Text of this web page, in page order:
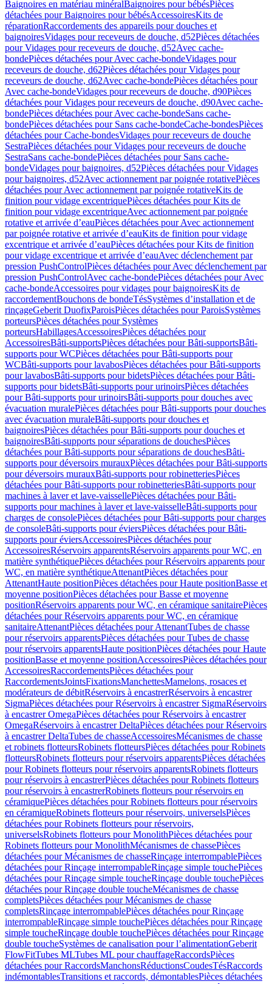
Baignoires en matériau minéralBaignoires pour bébésPièces
détachées pour Baignoires pour bébésAccessoiresKits de
réparationRaccordements des appareils pour douches et
baignoiresVidages pour receveurs de douche, d52Pièces détachées
pour Vidages pour receveurs de douche, d52Avec cache-
bondePièces détachées pour Avec cache-bondeVidages pour
receveurs de douche, d62Pièces détachées pour Vidages pour
receveurs de douche, d62Avec cache-bondePièces détachées pour
Avec cache-bondeVidages pour receveurs de douche, d90Pièces
détachées pour Vidages pour receveurs de douche, d90Avec cache-
bondePièces détachées pour Avec cache-bondeSans cache-
bondePièces détachées pour Sans cache-bondeCache-bondesPièces
détachées pour Cache-bondesVidages pour receveurs de douche
SestraPièces détachées pour Vidages pour receveurs de douche
SestraSans cache-bondePièces détachées pour Sans cache-
bondeVidages pour baignoires, d52Pièces détachées pour Vidages
pour baignoires, d52Avec actionnement par poignée rotativePièces
détachées pour Avec actionnement par poignée rotativeKits de
finition pour vidage excentriquePièces détachées pour Kits de
finition pour vidage excentriqueAvec actionnement par poignée
rotative et arrivée d’eauPièces détachées pour Avec actionnement
par poignée rotative et arrivée d’eauKits de finition pour vidage
excentrique et arrivée d’eauPièces détachées pour Kits de finition
pour vidage excentrique et arrivée d’eauAvec déclenchement par
pression PushControlPièces détachées pour Avec déclenchement par
pression PushControlAvec cache-bondePièces détachées pour Avec
cache-bondeAccessoires pour vidages pour baignoiresKits de
raccordementBouchons de bondeTésSystèmes d’installation et de
rinçageGeberit DuofixParoisPièces détachées pour ParoisSystèmes
porteursPièces détachées pour Systèmes
porteursHabillagesAccessoiresPièces détachées pour
AccessoiresBâti-supportsPièces détachées pour Bâti-supportsBâti-
supports pour WCPièces détachées pour Bâti-supports pour
WCBâti-supports pour lavabosPièces détachées pour Bâti-supports
pour lavabosBâti-supports pour bidetsPièces détachées pour Bâti-
supports pour bidetsBâti-supports pour urinoirsPièces détachées
pour Bâti-supports pour urinoirsBâti-supports pour douches avec
évacuation muralePièces détachées pour Bâti-supports pour douches
avec évacuation muraleBâti-supports pour douches et
baignoiresPièces détachées pour Bâti-supports pour douches et
baignoiresBâti-supports pour séparations de douchesPièces
détachées pour Bâti-supports pour séparations de douchesBâti-
supports pour déversoirs murauxPièces détachées pour Bâti-supports
pour déversoirs murauxBâti-supports pour robinetteriesPièces
détachées pour Bâti-supports pour robinetteriesBâti-supports pour
machines à laver et lave-vaissellePièces détachées pour Bâti-
supports pour machines à laver et lave-vaisselleBâti-supports pour
charges de consolePièces détachées pour Bâti-supports pour charges
de consoleBâti-supports pour éviersPièces détachées pour Bâti-
supports pour éviersAccessoiresPièces détachées pour
AccessoiresRéservoirs apparentsRéservoirs apparents pour WC, en
matière synthétiquePièces détachées pour Réservoirs apparents pour
WC, en matière synthétiqueAttenantPièces détachées pour
AttenantHaute positionPièces détachées pour Haute positionBasse et
moyenne positionPièces détachées pour Basse et moyenne
positionRéservoirs apparents pour WC, en céramique sanitairePièces
détachées pour Réservoirs apparents pour WC, en céramique
sanitaireAttenantPièces détachées pour AttenantTubes de chasse
pour réservoirs apparentsPièces détachées pour Tubes de chasse
pour réservoirs apparentsHaute positionPièces détachées pour Haute
positionBasse et moyenne positionAccessoiresPièces détachées pour
AccessoiresRaccordementsPièces détachées pour
RaccordementsJointsFixationsManchettesMamelons, rosaces et
modérateurs de débitRéservoirs à encastrerRéservoirs à encastrer
SigmaPièces détachées pour Réservoirs à encastrer SigmaRéservoirs
à encastrer OmegaPièces détachées pour Réservoirs à encastrer
OmegaRéservoirs à encastrer DeltaPièces détachées pour Réservoirs
à encastrer DeltaTubes de chasseAccessoiresMécanismes de chasse
et robinets flotteursRobinets flotteursPièces détachées pour Robinets
flotteursRobinets flotteurs pour réservoirs apparentsPièces détachées
pour Robinets flotteurs pour réservoirs apparentsRobinets flotteurs
pour réservoirs à encastrerPièces détachées pour Robinets flotteurs
pour réservoirs à encastrerRobinets flotteurs pour réservoirs en
céramiquePièces détachées pour Robinets flotteurs pour réservoirs
en céramiqueRobinets flotteurs pour réservoirs, universelsPièces
détachées pour Robinets flotteurs pour réservoirs,
universelsRobinets flotteurs pour MonolithPièces détachées pour
Robinets flotteurs pour MonolithMécanismes de chassePièces
détachées pour Mécanismes de chasseRinçage interrompablePièces
détachées pour Rinçage interrompableRinçage simple touchePièces
détachées pour Rinçage simple toucheRinçage double touchePièces
détachées pour Rinçage double toucheMécanismes de chasse
completsPièces détachées pour Mécanismes de chasse
completsRinçage interrompablePièces détachées pour Rinçage
interrompableRinçage simple touchePièces détachées pour Rinçage
simple toucheRinçage double touchePièces détachées pour Rinçage
double toucheSystèmes de canalisation pour l’alimentationGeberit
FlowFitTubes MLTubes ML pour chauffageRaccordsPièces
détachées pour RaccordsManchonsRéductionsCoudesTésRaccords
indémontablesTransitions et raccords, démontablesPièces détachées